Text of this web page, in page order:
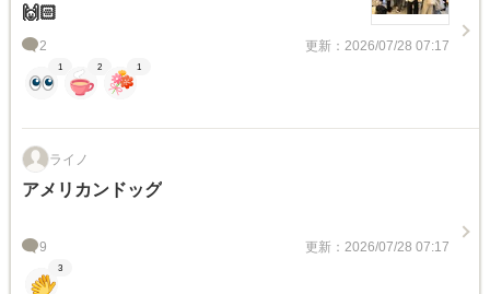
🙌🏻
2 更新：2026/07/28 07:17
1 2 1
ライノ
アメリカンドッグ
9 更新：2026/07/28 07:17
3